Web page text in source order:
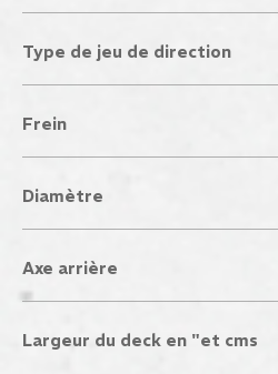
Type de jeu de direction
Frein
Diamètre
Axe arrière
Largeur du deck en "et cms